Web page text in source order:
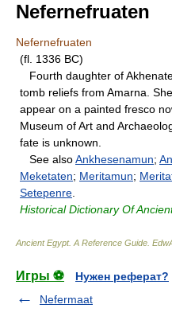
Nefernefruaten
Nefernefruaten
(fl. 1336 BC)
Fourth daughter of
tomb reliefs from Amarna.
appear on a painted fresco
Museum of Art and
fate is unknown.
See alsoAnkhesenamun;
Meketaten; Meritamun;
Setepenre
Historical Dictionary Of
Ancient Egypt. A Reference Guide
Игры ⚽
Нужен реферат?
Nefermaat